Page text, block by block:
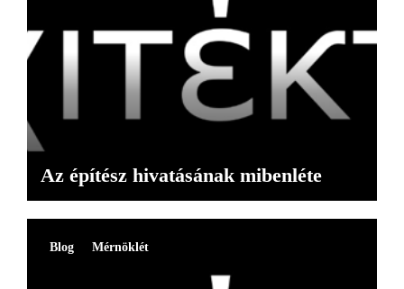
Az építész hivatásának mibenléte
Blog Mérnöklét